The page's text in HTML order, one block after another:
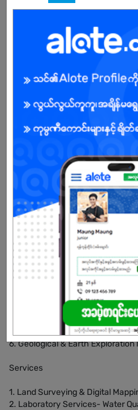
Male/Female
About Our Company
Amigos International Co., Ltd
years of service. The company
after-sales support Land
Material Testing Instrument,
Instrument, Geological and
Laboratory & Scientific Testing
known international companies.
The company provides services
training, technical assistance,
repair by running service centers
and Taunggyi. The company's
described below.
Instrumentations
1. Land Surveying Instrument
2. Soil, Concrete & Asphalt
3. Environmental (Air-Water)
4. Weather & Horticulture
5. Hydrology and Bathymetry
6. Geological & Earth Exploration
Services
1. Land Surveying & Digital
2. Laboratory Services- Water